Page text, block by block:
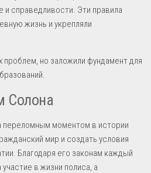
и справедливости. Эти правила
жизнь и укрепляли
проблем, но заложили фундамент для
Солона
переломным моментом в истории
мир и создать условия
Благодаря его законам каждый
в жизни полиса, а